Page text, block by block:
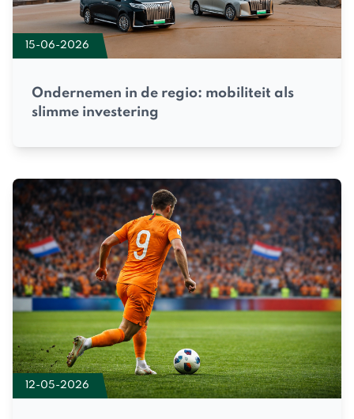
15-06-2026
Ondernemen in de regio: mobiliteit als
slimme investering
12-05-2026